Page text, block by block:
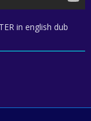
in english dub